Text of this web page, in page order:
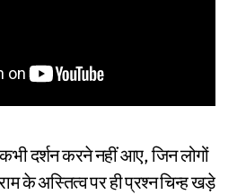
दर्शन करने नहीं आए, जिन लोगों
के अस्तित्व पर ही प्रश्न चिन्ह खड़े